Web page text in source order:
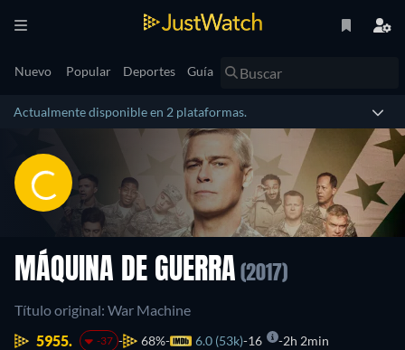
Nuevo Popular Deportes Guía
Actualmente disponible en 2 plataformas.
MÁQUINA DE GUERRA (2017)
Título original: War Machine
5955.
-37 68% 6.0 (53k) 16 2h 2min